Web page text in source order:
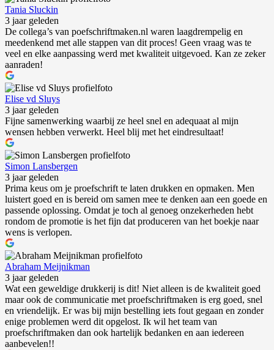
Tania Sluckin
3 jaar geleden
De collega’s van poefschriftmaken.nl waren laagdrempelig en
meedenkend met alle stappen van dit proces! Geen vraag was te
veel en elke aanpassing werd met kwaliteit uitgevoed. Kan ze zeker
aanraden!
Elise vd Sluys
3 jaar geleden
Fijne samenwerking waarbij ze heel snel en adequaat al mijn
wensen hebben verwerkt. Heel blij met het eindresultaat!
Simon Lansbergen
3 jaar geleden
Prima keus om je proefschrift te laten drukken en opmaken. Men
luistert goed en is bereid om samen mee te denken aan een goede en
passende oplossing. Omdat je toch al genoeg onzekerheden hebt
rondom de promotie is het fijn dat produceren van het boekje naar
wens is verlopen.
Abraham Meijnikman
3 jaar geleden
Wat een geweldige drukkerij is dit! Niet alleen is de kwaliteit goed
maar ook de communicatie met proefschriftmaken is erg goed, snel
en vriendelijk. Er was bij mijn bestelling iets fout gegaan en zonder
enige problemen werd dit opgelost. Ik wil het team van
proefschriftmaken dan ook hartelijk bedanken en aan iedereen
aanbevelen!!